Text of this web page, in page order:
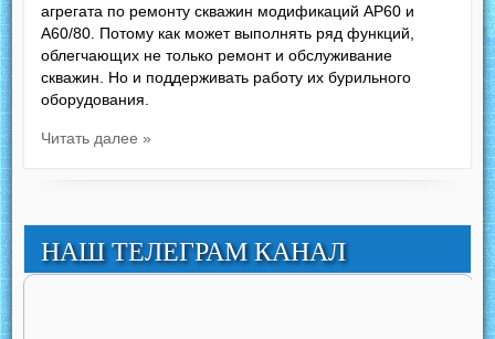
агрегата по ремонту скважин модификаций АР60 и
А60/80. Потому как может выполнять ряд функций,
облегчающих не только ремонт и обслуживание
скважин. Но и поддерживать работу их бурильного
оборудования.
Читать далее »
НАШ ТЕЛЕГРАМ КАНАЛ